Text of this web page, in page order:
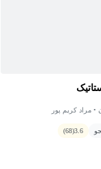
• مراد کریم پور
3.6
(68)